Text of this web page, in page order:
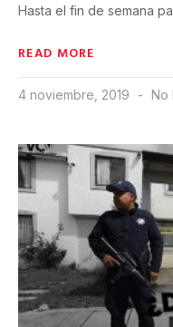
Hasta el fin de semana
READ MORE
4 noviembre, 2019 No